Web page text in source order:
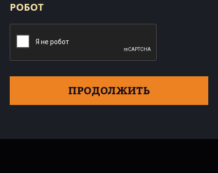
РОБОТ
ПРОДОЛЖИТЬ